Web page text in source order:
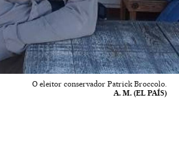
O eleitor conservador Patrick Broccolo.
A. M. (EL PAÍS)